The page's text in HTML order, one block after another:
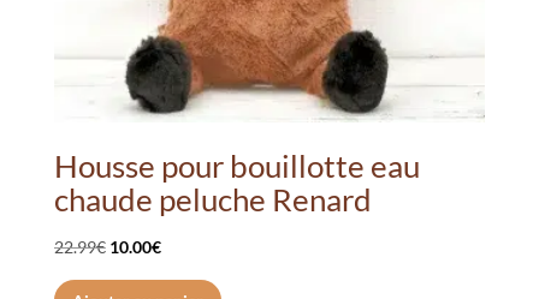
du
produit
Housse pour bouillotte eau
chaude peluche Renard
22.99€ Le
prix
10.00€Le
prix